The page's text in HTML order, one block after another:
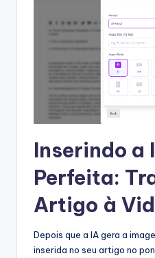
Inserindo a
Perfeita:
Artigo à
Depois que a IA gera a
inserida no seu artigo no